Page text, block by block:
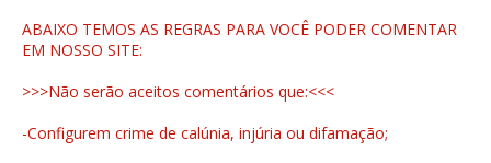
ABAIXO TEMOS AS REGRAS PARA VOCÊ PODER COMENTAR
EM NOSSO SITE:
>>>Não serão aceitos comentários que:<<<
-Configurem crime de calúnia, injúria ou difamação;